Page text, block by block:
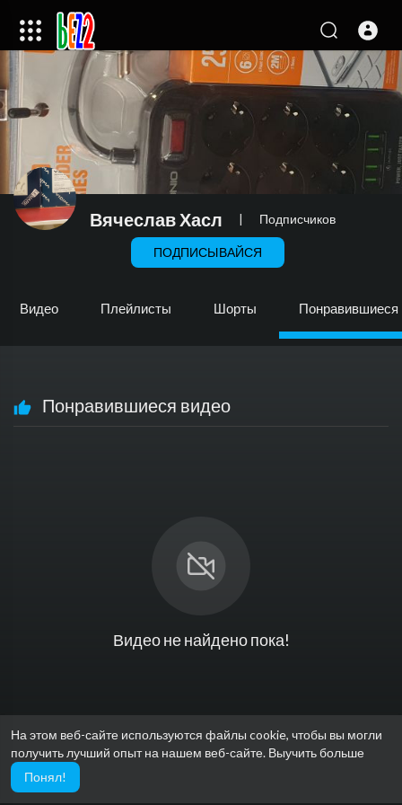
На этом веб-сайте используются файлы cookie, чтобы вы могли
получить лучший опыт на нашем веб-сайте. Выучить больше
Понял!
Вячеслав Хасл | Подписчиков
ПОДПИСЫВАЙСЯ
Видео Плейлисты Шорты Понравившиеся
Понравившиеся видео
Видео не найдено пока!